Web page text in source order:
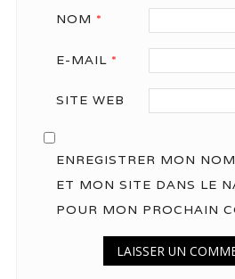
NOM *
E-MAIL *
SITE WEB
ENREGISTRER MON
ET MON SITE DANS LE
POUR MON PROCHAIN